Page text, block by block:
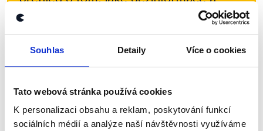
Souhlas Detaily Více o cookies
Tato webová stránka používá cookies
K personalizaci obsahu a reklam, poskytování funkcí
sociálních médií a analýze naší návštěvnosti využíváme
nepravdy se zrovna v Česku šíří.
Newsletter WhatsApp
Sociální sítě